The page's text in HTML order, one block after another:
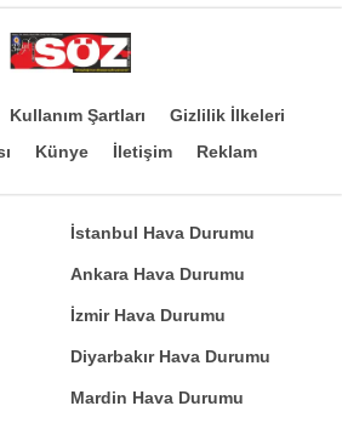
Kullanım Şartları
Gizlilik İlkeleri
Künye İletişim Reklam
İstanbul Hava Durumu
Ankara Hava Durumu
İzmir Hava Durumu
Diyarbakır Hava Durumu
Mardin Hava Durumu